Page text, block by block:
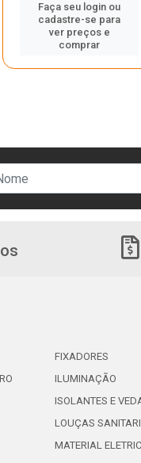
Faça seu login ou
cadastre-se para
ver preços e
comprar
FIXADORES
ILUMINAÇÃO
ISOLANTES E
LOUÇAS
MATERIAL